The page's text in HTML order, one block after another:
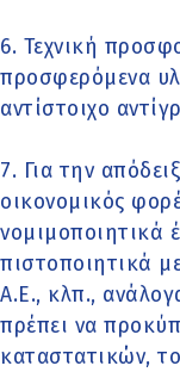
6. Τεχνική
προσφερόμενα
αντίστοιχο
7. Για την
οικονομικός
νομιμοποιητικά
πιστοποιητικά
Α.Ε., κλπ.,
πρέπει να
καταστατικών,